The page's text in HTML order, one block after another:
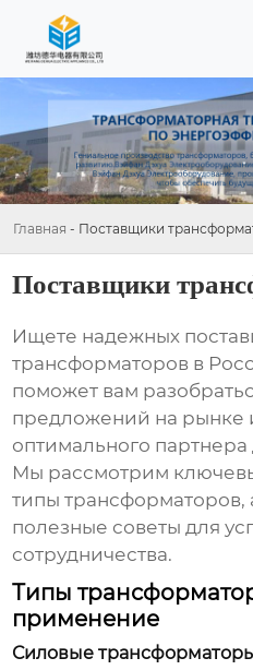
Главная - Поставщики
Поставщики
Ищете надежных
трансформаторов в
поможет вам
предложений на рынке
оптимального
Мы рассмотрим
типы трансформаторов,
полезные советы для
сотрудничества.
Типы
применение
Силовые